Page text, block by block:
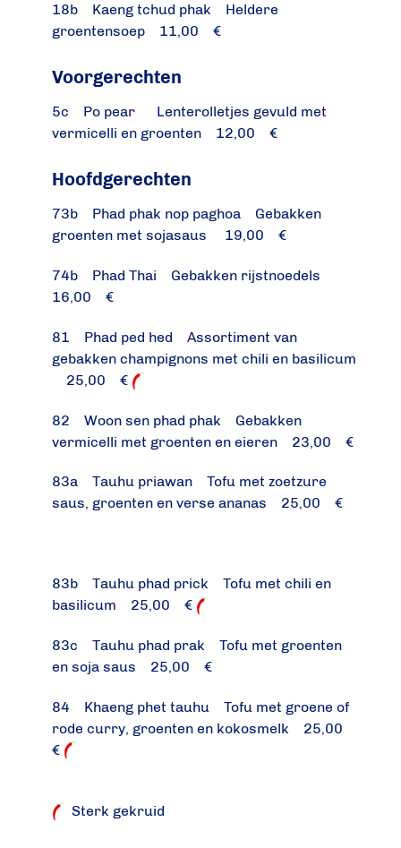
18b Kaeng tchud phak Heldere
groentensoep 11,00 €
Voorgerechten
5c Po pear Lenterolletjes gevuld met
vermicelli en groenten 12,00 €
Hoofdgerechten
73b Phad phak nop paghoa Gebakken
groenten met sojasaus 19,00 €
74b Phad Thai Gebakken rijstnoedels
16,00 €
81 Phad ped hed Assortiment van
gebakken champignons met chili en basilicum
25,00 €
82 Woon sen phad phak Gebakken
vermicelli met groenten en eieren 23,00 €
83a Tauhu priawan Tofu met zoetzure
saus, groenten en verse ananas 25,00 €
83b Tauhu phad prick Tofu met chili en
basilicum 25,00 €
83c Tauhu phad prak Tofu met groenten
en soja saus 25,00 €
84 Khaeng phet tauhu Tofu met groene of
rode curry, groenten en kokosmelk 25,00
€
Sterk gekruid